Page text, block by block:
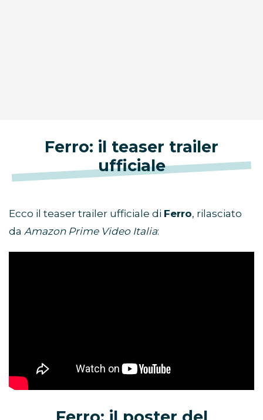
Ferro: il teaser trailer
ufficiale
Ecco il teaser trailer ufficiale di Ferro, rilasciato
da Amazon Prime Video Italia: